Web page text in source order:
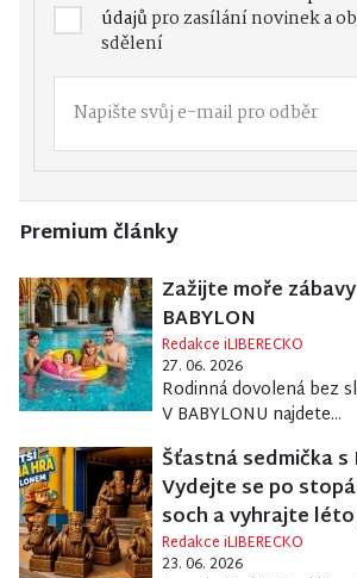
údajůpro zasílání novinek a
sdělení
Premium články
Zažijte moře
BABYLON
Redakce iLIBERECKO
27. 06. 2026
Rodinná dovolená bez
V BABYLONU najdete...
Šťastná sedmička s
Vydejte se po
soch a vyhrajte
Redakce iLIBERECKO
23. 06. 2026